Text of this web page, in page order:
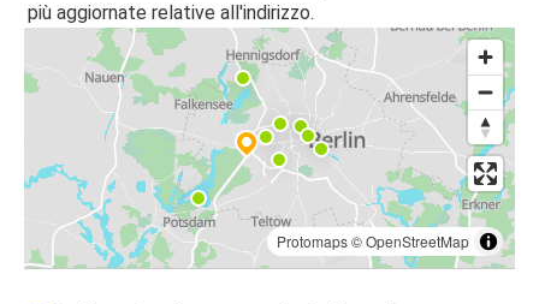
più aggiornate relative all'indirizzo.
Protomaps©OpenStreetMap